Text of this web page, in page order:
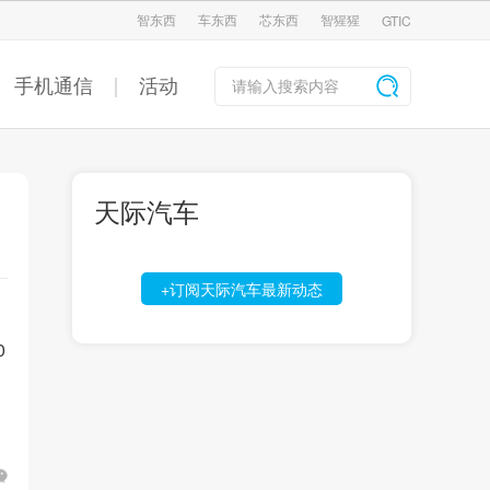
智东西 车东西 芯东西 智猩猩 GTIC
手机通信 活动
天际汽车
+订阅天际汽车最新动态